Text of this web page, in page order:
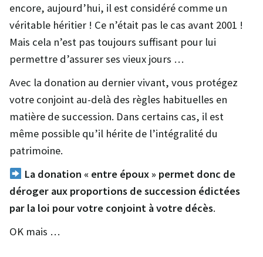
encore, aujourd’hui, il est considéré comme un
véritable héritier ! Ce n’était pas le cas avant 2001 !
Mais cela n’est pas toujours suffisant pour lui
permettre d’assurer ses vieux jours …
Avec la donation au dernier vivant, vous protégez
votre conjoint au-delà des règles habituelles en
matière de succession. Dans certains cas, il est
même possible qu’il hérite de l’intégralité du
patrimoine.
La donation « entre époux » permet donc de
déroger aux proportions de succession édictées
par la loi pour votre conjoint à votre décès.
OK mais …